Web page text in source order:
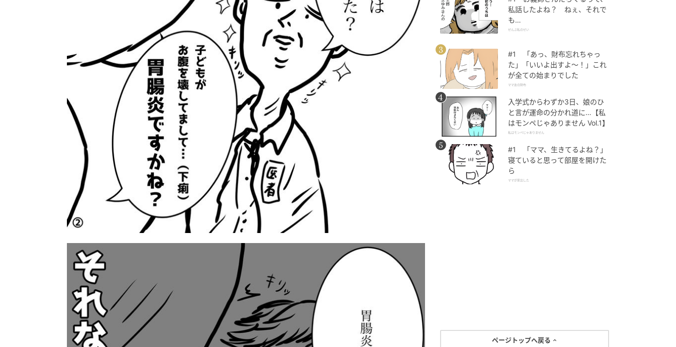
私話したよね？ ねぇ、それで
も…
ぜんぶ私のせい
#1 「あっ、財布忘れちゃっ
た」「いいよ出すよ〜！」これ
が全ての始まりでした
ママ友の財布
入学式からわずか3日、娘のひ
と言が運命の分かれ道に…【私
はモンペじゃありません Vol.1】
私はモンペじゃありません
#1 「ママ、生きてるよね？」
寝ていると思って部屋を開けた
ら
ママが家出した
ページトップへ戻る